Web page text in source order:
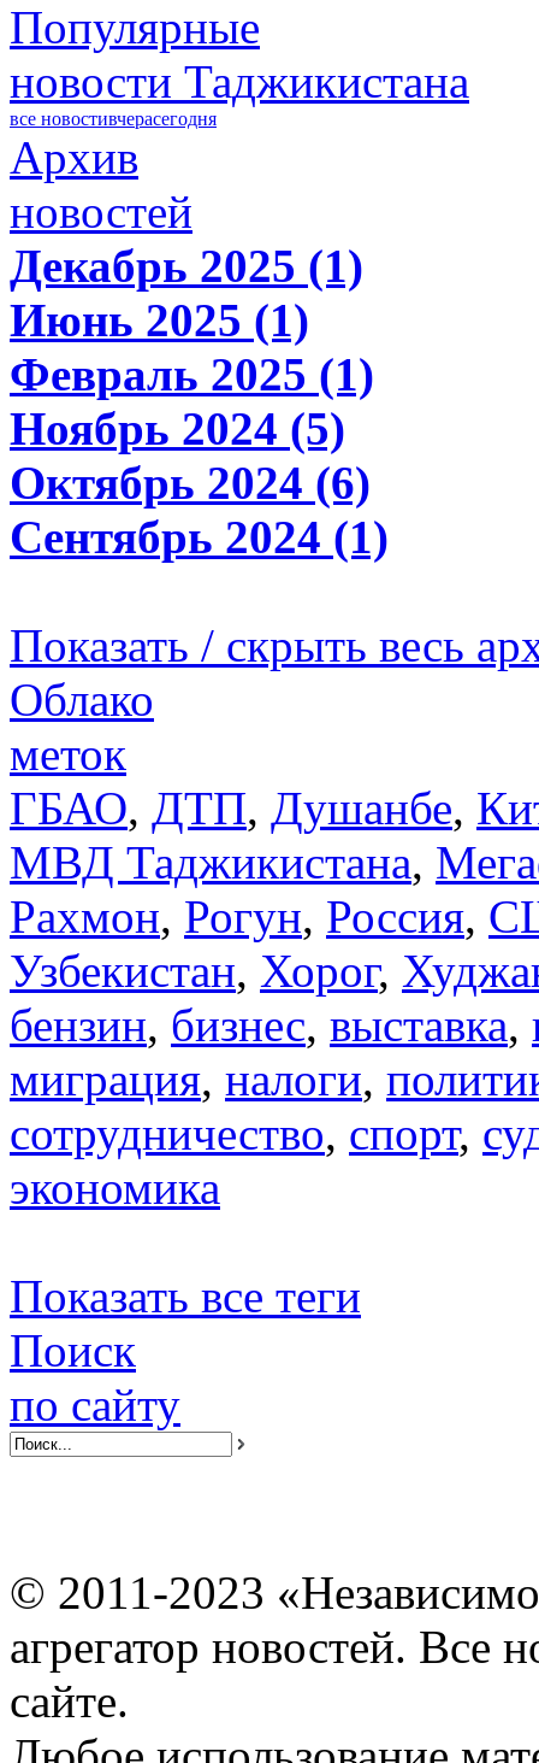
Популярные
новости Таджикистана
все новостивчерасегодня
Архив
новостей
Декабрь 2025 (1)
Июнь 2025 (1)
Февраль 2025 (1)
Ноябрь 2024 (5)
Октябрь 2024 (6)
Сентябрь 2024 (1)
Показать / скрыть весь
Облако
меток
ГБАО, ДТП, Душанбе,
МВД Таджикистана,
Рахмон, Рогун, Россия,
Узбекистан, Хорог,
бензин, бизнес, выставка,
миграция, налоги,
сотрудничество, спорт,
экономика
Показать все теги
Поиск
по сайту
© 2011-2023
агрегатор новостей. Все
сайте.